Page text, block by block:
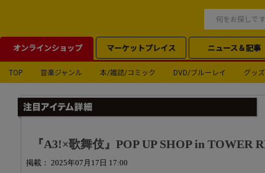
オンラインショップ マーケットプレイス ニュース＆記事
TOP 音楽ジャンル 本/雑誌/コミック DVD/ブルーレイ グッズ
『A3!×歌舞伎』POP UP SHOP in TOWER
掲載： 2025年07月17日 17:00